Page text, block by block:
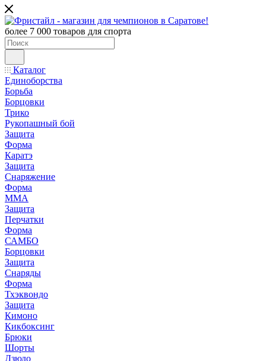
более 7 000 товаров для спорта
Каталог
Единоборства
Борьба
Борцовки
Трико
Рукопашный бой
Защита
Форма
Каратэ
Защита
Снаряжение
Форма
ММА
Защита
Перчатки
Форма
САМБО
Борцовки
Защита
Снаряды
Форма
Тхэквондо
Защита
Кимоно
Кикбоксинг
Брюки
Шорты
Дзюдо